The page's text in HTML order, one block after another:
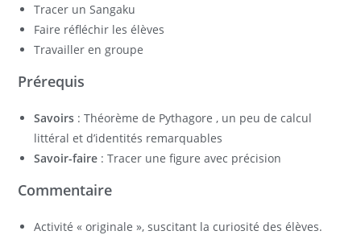
Tracer un Sangaku
Faire réfléchir les élèves
Travailler en groupe
Prérequis
Savoirs : Théorème de Pythagore , un peu de calcul
littéral et d’identités remarquables
Savoir-faire : Tracer une figure avec précision
Commentaire
Activité « originale », suscitant la curiosité des élèves.